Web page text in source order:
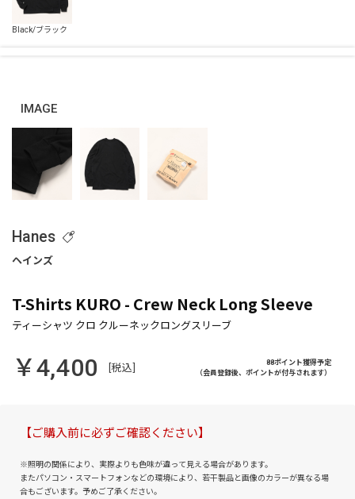
IMAGE
Hanes
T-Shirts KURO - Crew Neck Long Sleeve
￥4,400 [税込]
88ポイント獲得予定
（会員登録後、ポイントが付与されます）
【ご購入前に必ずご確認ください】
※照明の関係により、実際よりも色味が違って見える場合があります。
またパソコン・スマートフォンなどの環境により、若干製品と画像のカラーが異なる場
合もございます。予めご了承ください。